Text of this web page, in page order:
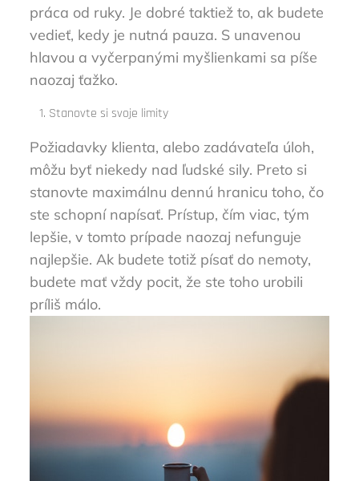
práca od ruky. Je dobré taktiež to, ak budete
vedieť, kedy je nutná pauza. S unavenou
hlavou a vyčerpanými myšlienkami sa píše
naozaj ťažko.
Stanovte si svoje limity
Požiadavky klienta, alebo zadávateľa úloh,
môžu byť niekedy nad ľudské sily. Preto si
stanovte maximálnu dennú hranicu toho, čo
ste schopní napísať. Prístup, čím viac, tým
lepšie, v tomto prípade naozaj nefunguje
najlepšie. Ak budete totiž písať do nemoty,
budete mať vždy pocit, že ste toho urobili
príliš málo.